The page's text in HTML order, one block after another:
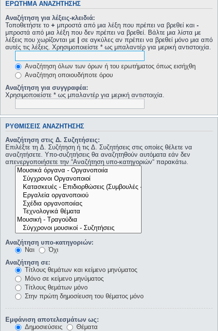
ΕΡΏΤΗΜΑ ΑΝΑΖΉΤΗΣΗΣ
Αναζήτηση για λέξεις-κλειδιά:
Τοποθετήστε το + μπροστά από μια λέξη που πρέπει να βρεθεί και -
μπροστά από μια λέξη που δεν πρέπει να βρεθεί. Βάλτε μια λίστα με
λέξεις που χωρίζονται με | σε αγκύλες αν πρέπει να βρεθεί μόνο μια από
αυτές τις λέξεις. Χρησιμοποιείστε * ως μπαλαντέρ για μερική αντιστοιχία.
Αναζήτηση όλων των όρων ή του ερωτήματος όπως εισήχθη
Αναζήτηση οποιουδήποτε όρου
Αναζήτηση για συγγραφέα:
Χρησιμοποιείστε * ως μπαλαντέρ για μερική αντιστοιχία.
ΡΥΘΜΊΣΕΙΣ ΑΝΑΖΉΤΗΣΗΣ
Αναζήτηση στις Δ. Συζητήσεις:
Επιλέξτε τη Δ. Συζήτηση ή τις Δ. Συζητήσεις στις οποίες θέλετε να
αναζητήσετε. Υπο-συζητήσεις θα αναζητηθούν αυτόματα εάν δεν
απενεργοποιήσετε την “Αναζήτηση υπο-κατηγοριών“ παρακάτω.
Αναζήτηση υπο-κατηγοριών:
Ναι
Όχι
Αναζήτηση σε:
Τίτλους θεμάτων και κείμενο μηνύματος
Μόνο σε κείμενο μηνύματος
Τίτλους θεμάτων μόνο
Στην πρώτη δημοσίευση του θέματος μόνο
Εμφάνιση αποτελεσμάτων ως:
Δημοσιεύσεις
Θέματα